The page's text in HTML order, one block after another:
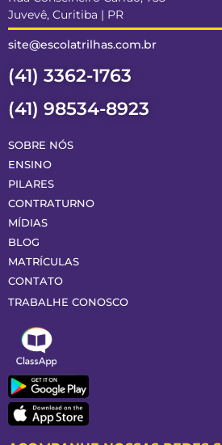
Juvevê, Curitiba | PR
site@escolatrilhas.com.br
(41) 3362-1763
(41) 98534-8923
SOBRE NÓS
ENSINO
PILARES
CONTRATURNO
MÍDIAS
BLOG
MATRÍCULAS
CONTATO
TRABALHE CONOSCO